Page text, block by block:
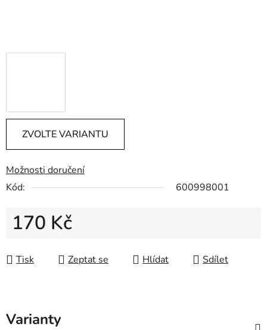
ZVOLTE VARIANTU
Možnosti doručení
Kód:
600998001
170 Kč
Tisk
Zeptat se Hlídat Sdílet
Varianty